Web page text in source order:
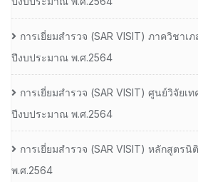
การเยี่ยมสํารวจ (SAR VISIT) ภาควิชาเ
ปีงบประมาณ พ.ศ.2564
การเยี่ยมสํารวจ (SAR VISIT) ศูนย์วิจัยเ
ปีงบประมาณ พ.ศ.2564
การเยี่ยมสํารวจ (SAR VISIT) หลักสูตร
พ.ศ.2564